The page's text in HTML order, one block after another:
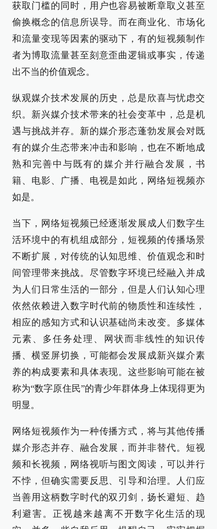
获取门槛的同时，用户也容易被断章取义甚至
偷换概念的信息所误导。而在商业化、市场化
和流量变现等因素的驱动下，有的短视频制作
者为博取流量甚至刻意歪曲逻辑或事实，传递
出不当的价值观念。
纵观媒介技术发展的历史，总是欣喜与忧虑交
织。新兴媒介技术带来的社会变革中，总是机
遇与挑战并存。新的媒介形态蓬勃发展会对既
有的媒介生态带来冲击和影响，也在不断地成
熟和完善中与既有的媒介并行融合发展，书
籍、电影、广播、电视是如此，网络短视频亦
如是。
当下，网络短视频已经逐渐发展成人们数字生
活环境中的有机组成部分，短视频的传播场景
不断扩展，对传统的认知思维、价值观念和时
间管理带来挑战。尽管数字环境已经融入并成
为人们日常生活的一部分，但是人们认知心理
依然依赖进入数字时代前的物质性和连续性，
相应的感知方式和认识基础尚未改变。多媒体
元素、多任务处理、网状而非线性的知识传
播、横竖屏切换，可能都会发展成新兴媒介素
养的构成要素和具体表现。这些影响可能在被
称为“数字原住民”的青少年群体身上体现得更为
明显。
网络短视频作为一种传播方式，将与其他传播
媒介形态并存、融合发展，而并非替代。短视
频和长视频，网络视听与图文阅读，可以并行
不悖，但确实需要反思、引导和治理。人们应
当善用这柄数字时代的双刃剑，扬长避短、趋
利避害。正视越来越离不开数字化生活的现